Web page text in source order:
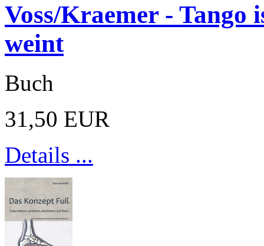
Voss/Kraemer - Tango
weint
Buch
31,50 EUR
Details ...